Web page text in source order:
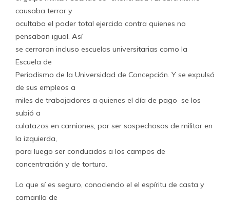
causaba terror y
ocultaba el poder total ejercido contra quienes no
pensaban igual. Así
se cerraron incluso escuelas universitarias como la
Escuela de
Periodismo de la Universidad de Concepción. Y se expulsó
de sus empleos a
miles de trabajadores a quienes el día de pago se los
subió a
culatazos en camiones, por ser sospechosos de militar en
la izquierda,
para luego ser conducidos a los campos de
concentración y de tortura.
Lo que sí es seguro, conociendo el el espíritu de casta y
camarilla de